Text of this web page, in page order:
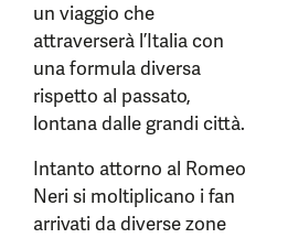
un viaggio che
attraverserà l’Italia con
una formula diversa
rispetto al passato,
lontana dalle grandi città.
Intanto attorno al Romeo
Neri si moltiplicano i fan
arrivati da diverse zone